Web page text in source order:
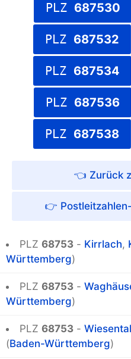
PLZ 687530
PLZ 687532
PLZ 687534
PLZ 687536
PLZ 687538
PLZ 68753 - Kirrlach,
Württemberg)
PLZ 68753 -
Württemberg)
PLZ 68753 -
(Baden-Württemberg)